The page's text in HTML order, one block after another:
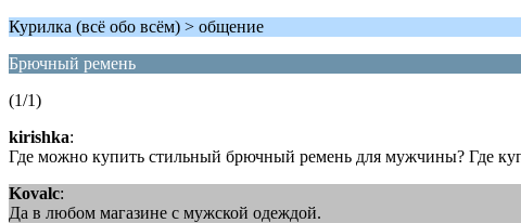
Курилка (всё обо всём) > общение
Брючный ремень
(1/1)
kirishka:
Где можно купить стильный брючный ремень для мужчины? Где
Kovalc:
Да в любом магазине с мужской одеждой.